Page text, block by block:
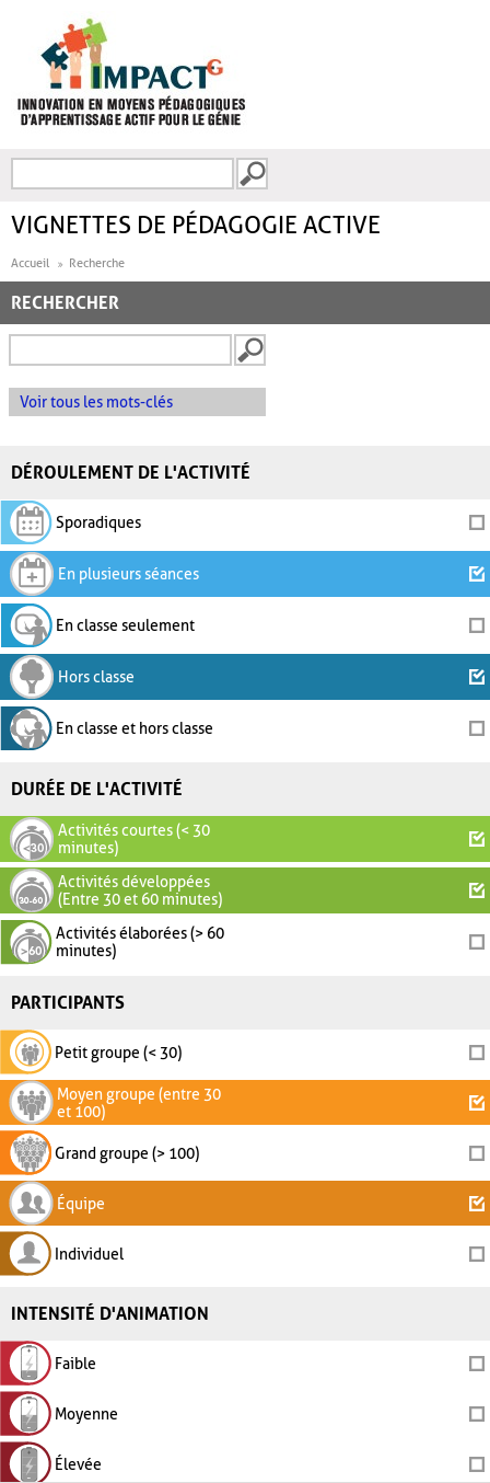
FORMULAIRE DE
VIGNETTES DE PÉDAGOGIE ACTIVE
Accueil Recherche
RECHERCHER
Voir tous les mots-clés
DÉROULEMENT DE L'ACTIVITÉ
Sporadiques
En plusieurs séances
En classe seulement
Hors classe
En classe et hors classe
DURÉE DE L'ACTIVITÉ
Activités courtes (< 30
minutes)
Activités développées
(Entre 30 et 60 minutes)
Activités élaborées (> 60
minutes)
PARTICIPANTS
Petit groupe (< 30)
Moyen groupe (entre 30
et 100)
Grand groupe (> 100)
Équipe
Individuel
INTENSITÉ D'ANIMATION
Faible
Moyenne
Élevée